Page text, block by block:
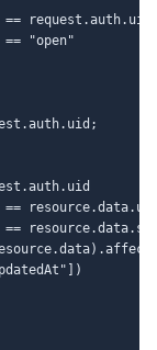
request.auth.uid
== "open"